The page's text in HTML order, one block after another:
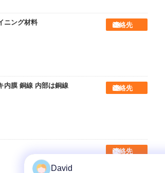
ニング材料 連絡先
内膜 銅線 内部は銅線 連絡先
連絡先
David